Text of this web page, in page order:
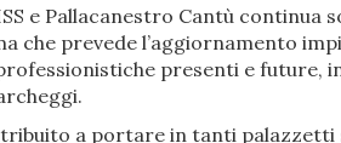
e Pallacanestro Cantù continua
che prevede l’aggiornamento
presenti e future,
a portare in tanti